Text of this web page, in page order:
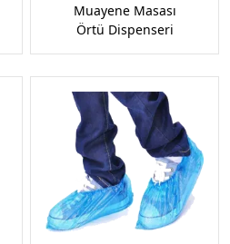
Muayene Masası
Örtü Dispenseri